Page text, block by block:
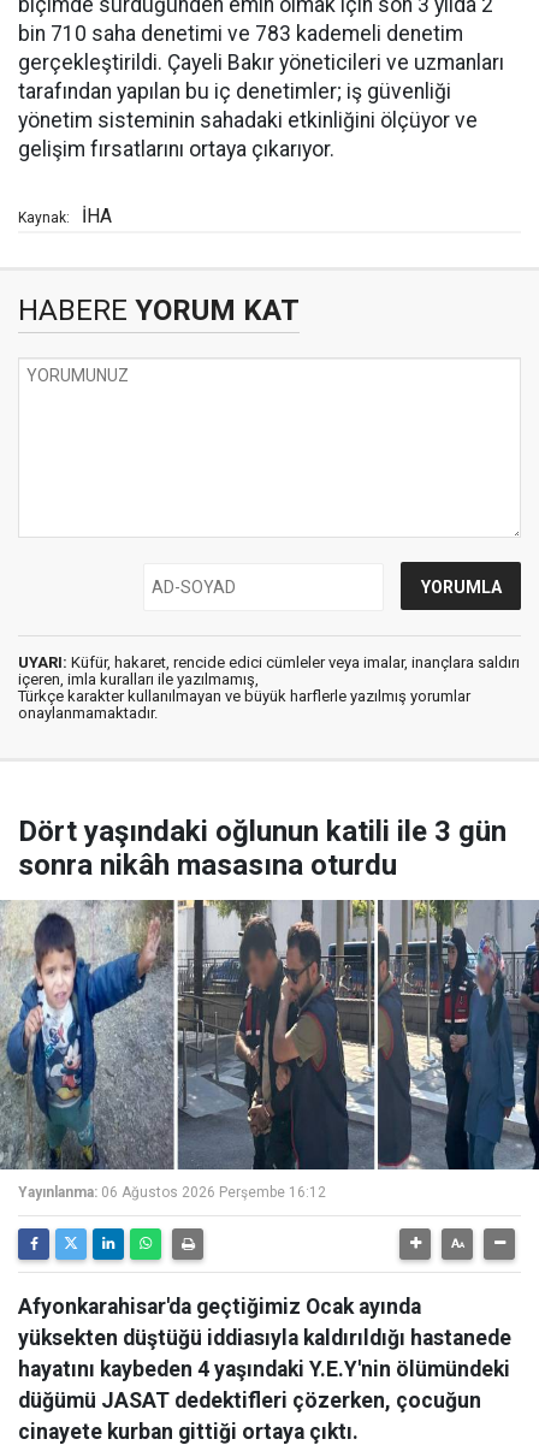
biçimde sürdüğünden emin olmak için son 3 yılda 2
bin 710 saha denetimi ve 783 kademeli denetim
gerçekleştirildi. Çayeli Bakır yöneticileri ve uzmanları
tarafından yapılan bu iç denetimler; iş güvenliği
yönetim sisteminin sahadaki etkinliğini ölçüyor ve
gelişim fırsatlarını ortaya çıkarıyor.
Kaynak: İHA
HABERE YORUM KAT
UYARI: Küfür, hakaret, rencide edici cümleler veya imalar, inançlara saldırı
içeren, imla kuralları ile yazılmamış,
Türkçe karakter kullanılmayan ve büyük harflerle yazılmış yorumlar
onaylanmamaktadır.
Dört yaşındaki oğlunun katili ile 3 gün
sonra nikâh masasına oturdu
Yayınlanma: 06 Ağustos 2026 Perşembe 16:12
Afyonkarahisar'da geçtiğimiz Ocak ayında
yüksekten düştüğü iddiasıyla kaldırıldığı hastanede
hayatını kaybeden 4 yaşındaki Y.E.Y'nin ölümündeki
düğümü JASAT dedektifleri çözerken, çocuğun
cinayete kurban gittiği ortaya çıktı.